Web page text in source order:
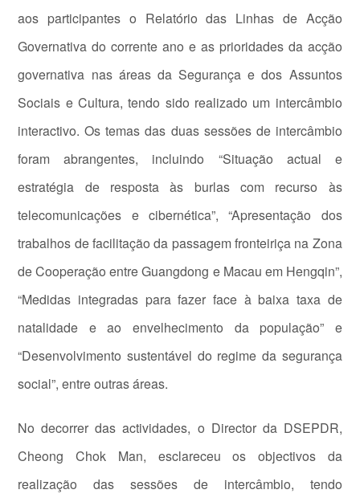
aos participantes o Relatório das Linhas de Acção
Governativa do corrente ano e as prioridades da acção
governativa nas áreas da Segurança e dos Assuntos
Sociais e Cultura, tendo sido realizado um intercâmbio
interactivo. Os temas das duas sessões de intercâmbio
foram abrangentes, incluindo “Situação actual e
estratégia de resposta às burlas com recurso às
telecomunicações e cibernética”, “Apresentação dos
trabalhos de facilitação da passagem fronteiriça na Zona
de Cooperação entre Guangdong e Macau em Hengqin”,
“Medidas integradas para fazer face à baixa taxa de
natalidade e ao envelhecimento da população” e
“Desenvolvimento sustentável do regime da segurança
social”, entre outras áreas.
No decorrer das actividades, o Director da DSEPDR,
Cheong Chok Man, esclareceu os objectivos da
realização das sessões de intercâmbio, tendo